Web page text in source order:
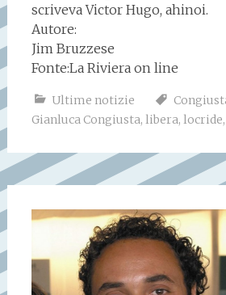
scriveva Victor Hugo, ahinoi.
Autore:
Jim Bruzzese
Fonte:La Riviera on line
Ultime notizie
Gianluca Congiusta, libera, locride,